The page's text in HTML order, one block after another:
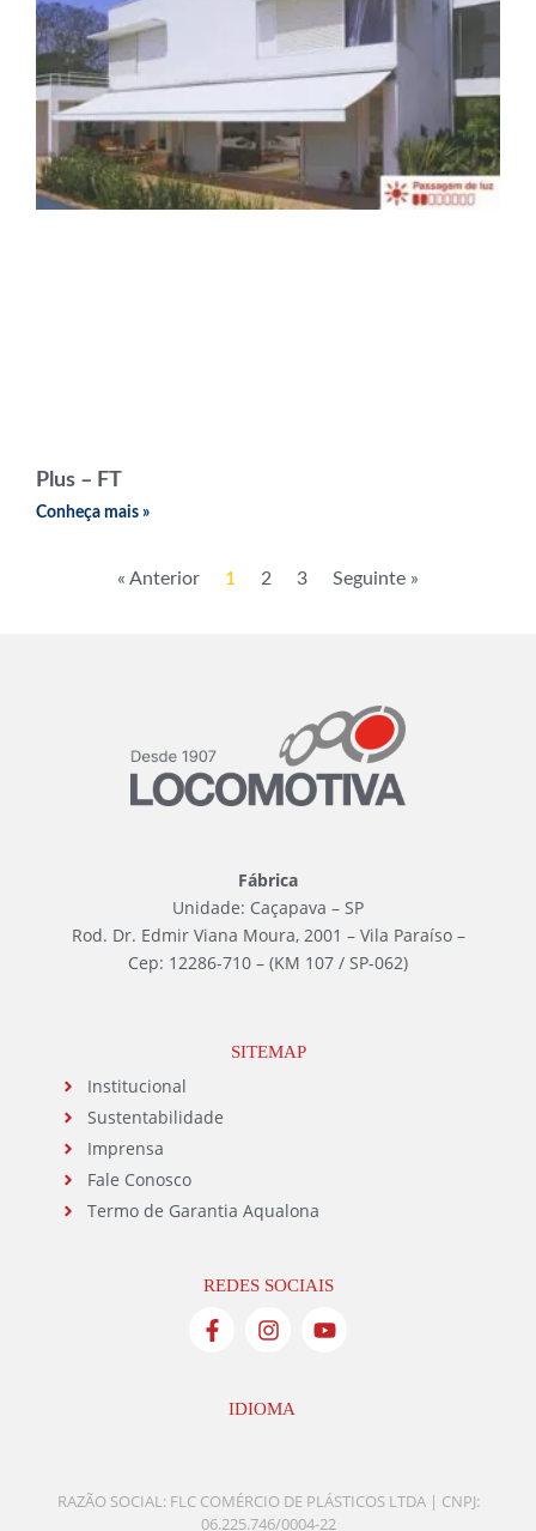
Plus – FT
Conheça mais »
« Anterior 1 2 3 Seguinte »
Fábrica
Unidade: Caçapava – SP
Rod. Dr. Edmir Viana Moura, 2001 – Vila Paraíso –
Cep: 12286-710 – (KM 107 / SP-062)
SITEMAP
Institucional
Sustentabilidade
Imprensa
Fale Conosco
Termo de Garantia Aqualona
REDES SOCIAIS
IDIOMA
RAZÃO SOCIAL: FLC COMÉRCIO DE PLÁSTICOS LTDA | CNPJ:
06.225.746/0004-22